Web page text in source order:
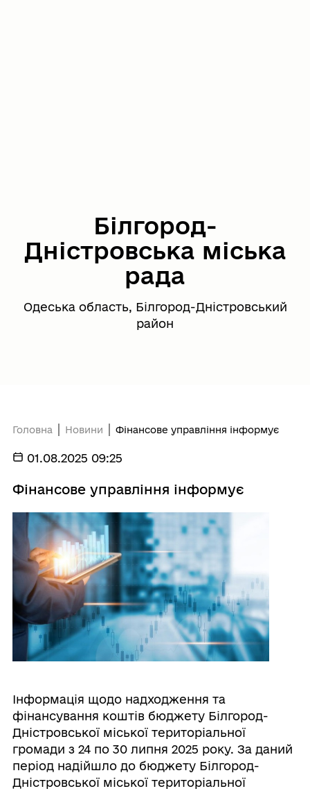
Білгород-
Дністровська міська
рада
Одеська область, Білгород-Дністровський
район
Головна Новини Фінансове управління інформує
01.08.2025 09:25
Фінансове управління інформує
Інформація щодо надходження та
фінансування коштів бюджету Білгород-
Дністровської міської територіальної
громади з 24 по 30 липня 2025 року. За даний
період надійшло до бюджету Білгород-
Дністровської міської територіальної